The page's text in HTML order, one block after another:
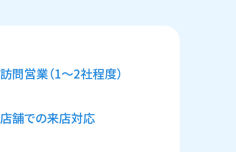
訪問営業（1～2社程度）
店舗での来店対応